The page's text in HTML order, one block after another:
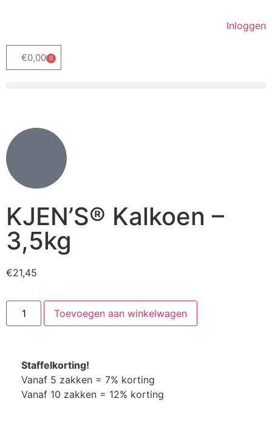
Inloggen
€0,00 0
KJEN’S® Kalkoen –
3,5kg
€21,45
Toevoegen aan winkelwagen
Staffelkorting!
Vanaf 5 zakken = 7% korting
Vanaf 10 zakken = 12% korting